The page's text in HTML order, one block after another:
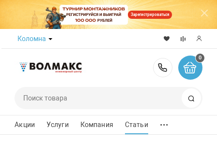
Зарегистрироваться
Коломна
8 (800)
0
Акции Услуги Компания Статьи ...